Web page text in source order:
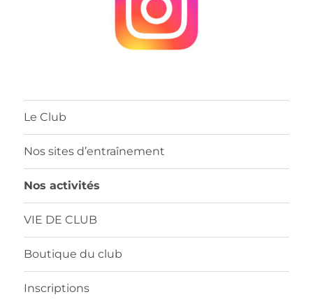
Le Club
Nos sites d’entraînement
Nos activités
VIE DE CLUB
Boutique du club
Inscriptions